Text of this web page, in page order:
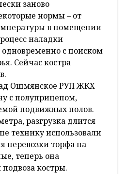
заново
нормы – от
в помещении
наладки
с поиском
Сейчас костра
Ошмянское РУП ЖКХ
с полуприцепом,
подвижных полов.
разгрузка длится
технику использовали
перевозки торфа на
теперь она
костры.